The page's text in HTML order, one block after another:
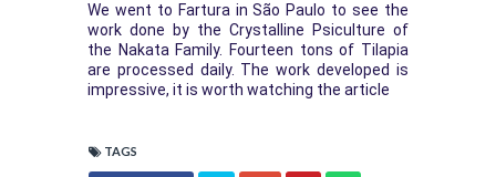
We went to Fartura in São Paulo to see the
work done by the Crystalline Psiculture of
the Nakata Family. Fourteen tons of Tilapia
are processed daily. The work developed is
impressive, it is worth watching the article
TAGS